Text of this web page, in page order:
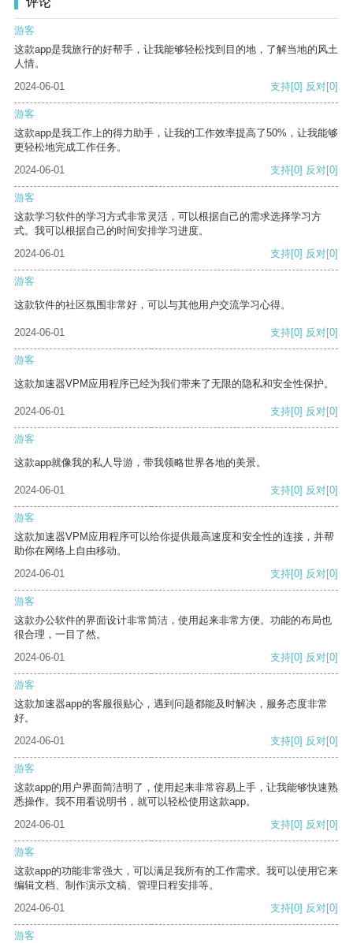
游客
这款app是我旅行的好帮手，让我能够轻松找到目的地，了解当地的风土
人情。
2024-06-01
支持[0] 反对[0]
游客
这款app是我工作上的得力助手，让我的工作效率提高了50%，让我能够
更轻松地完成工作任务。
2024-06-01
支持[0] 反对[0]
游客
这款学习软件的学习方式非常灵活，可以根据自己的需求选择学习方
式。我可以根据自己的时间安排学习进度。
2024-06-01
支持[0] 反对[0]
游客
这款软件的社区氛围非常好，可以与其他用户交流学习心得。
2024-06-01 支持[0] 反对[0]
游客
这款加速器VPM应用程序已经为我们带来了无限的隐私和安全性保护。
2024-06-01 支持[0] 反对[0]
游客
这款app就像我的私人导游，带我领略世界各地的美景。
2024-06-01 支持[0] 反对[0]
游客
这款加速器VPM应用程序可以给你提供最高速度和安全性的连接，并帮
助你在网络上自由移动。
2024-06-01
支持[0] 反对[0]
游客
这款办公软件的界面设计非常简洁，使用起来非常方便。功能的布局也
很合理，一目了然。
2024-06-01
支持[0] 反对[0]
游客
这款加速器app的客服很贴心，遇到问题都能及时解决，服务态度非常
好。
2024-06-01
支持[0] 反对[0]
游客
这款app的用户界面简洁明了，使用起来非常容易上手，让我能够快速熟
悉操作。我不用看说明书，就可以轻松使用这款app。
2024-06-01
支持[0] 反对[0]
游客
这款app的功能非常强大，可以满足我所有的工作需求。我可以使用它来
编辑文档、制作演示文稿、管理日程安排等。
2024-06-01
支持[0] 反对[0]
游客